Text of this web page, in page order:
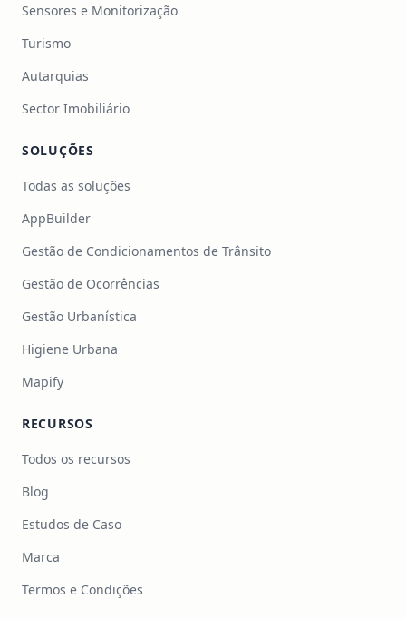
Sensores e Monitorização
Turismo
Autarquias
Sector Imobiliário
SOLUÇÕES
Todas as soluções
AppBuilder
Gestão de Condicionamentos de Trânsito
Gestão de Ocorrências
Gestão Urbanística
Higiene Urbana
Mapify
RECURSOS
Todos os recursos
Blog
Estudos de Caso
Marca
Termos e Condições